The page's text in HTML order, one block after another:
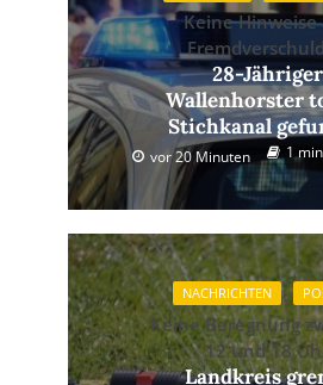
Keine Hinweise
28-Jähriger
Wallenhorster
Stichkanal
vor 20 Minuten 1
NACHRICHTEN
Keine Beregnung
12 und 18
Landkreis